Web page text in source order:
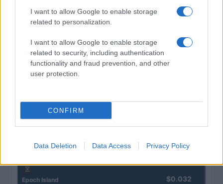
I want to allow Google to enable storage
related to personalization.
I want to allow Google to enable storage
related to security, including authentication
functionality and fraud prevention, and other
user protection.
CONFIRM
Data Deletion Data Access Privacy Policy
CRYPTOKOERSEN
Naam
Eureka Bridged PAX Gold (Terra $4,205.78
Kinza Babylon Staked BTC
Epoch Island $0.032